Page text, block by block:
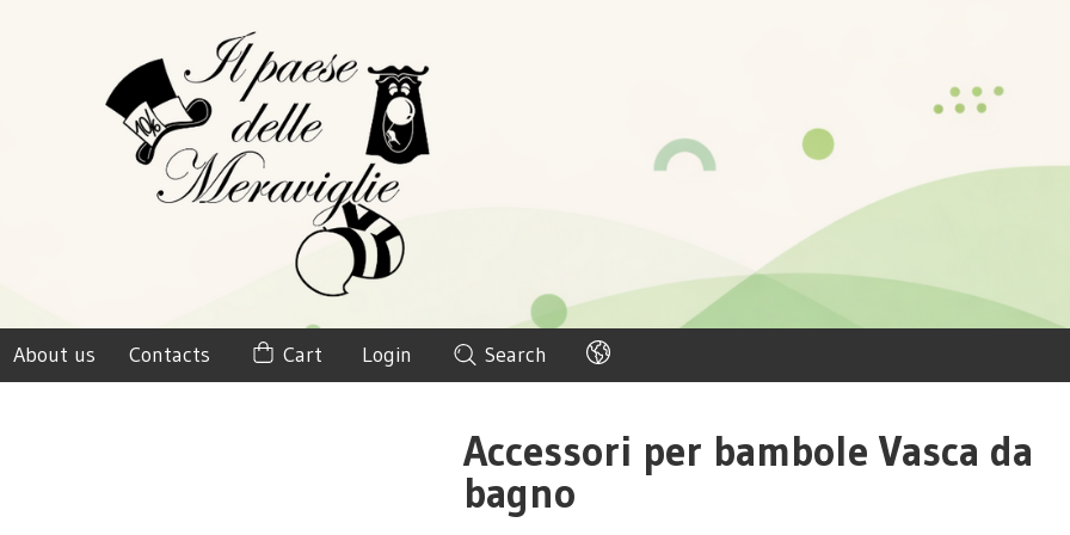
About us Contacts Cart Login Search
Accessori per bambole Vasca da
bagno